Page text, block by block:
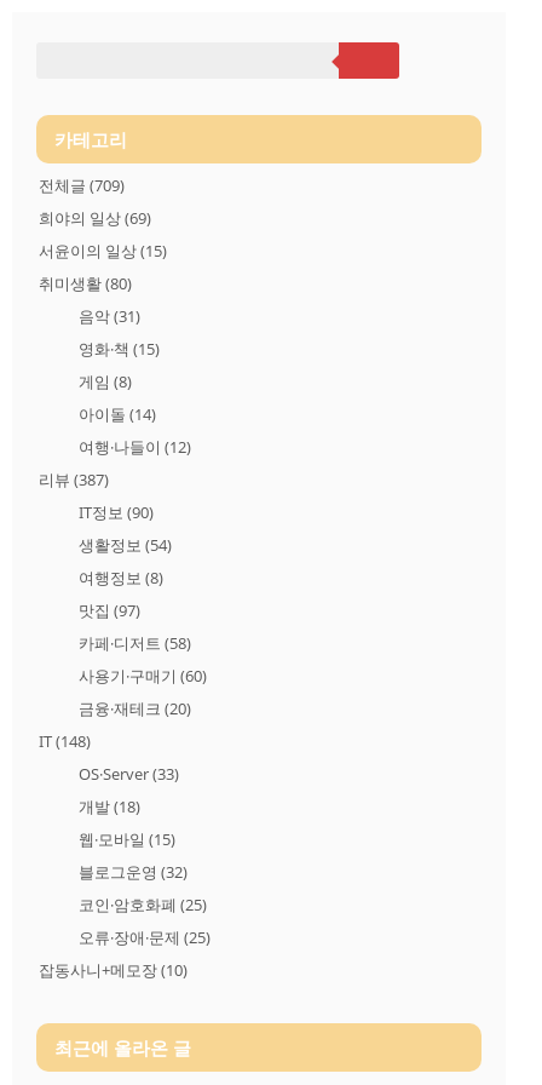
카테고리
전체글 (709)
희야의 일상(69)
서윤이의 일상(15)
취미생활(80)
음악(31)
영화·책 (15)
게임 (8)
아이돌 (14)
여행·나들이 (12)
리뷰 (387)
IT정보 (90)
생활정보 (54)
여행정보 (8)
맛집 (97)
카페·디저트 (58)
사용기·구매기 (60)
금융·재테크 (20)
IT(148)
OS·Server(33)
개발(18)
웹·모바일 (15)
블로그운영 (32)
코인·암호화폐 (25)
오류·장애·문제 (25)
잡동사니+메모장(10)
최근에 올라온 글